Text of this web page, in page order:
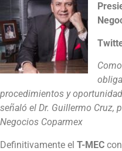
procedimientos y
señaló el Dr. Guillermo Cruz,
Negocios Coparmex
Definitivamente el T-MEC